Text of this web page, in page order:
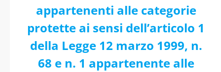
appartenenti alle categorie
protette ai sensi dell’articolo 1
della Legge 12 marzo 1999, n.
68 e n. 1 appartenente alle